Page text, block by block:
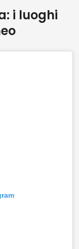
i luoghi